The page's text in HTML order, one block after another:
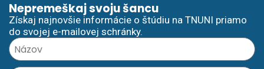
Nepremeškaj svoju šancu
Získaj najnovšie informácie o štúdiu na TNUNI priamo
do svojej e-mailovej schránky.